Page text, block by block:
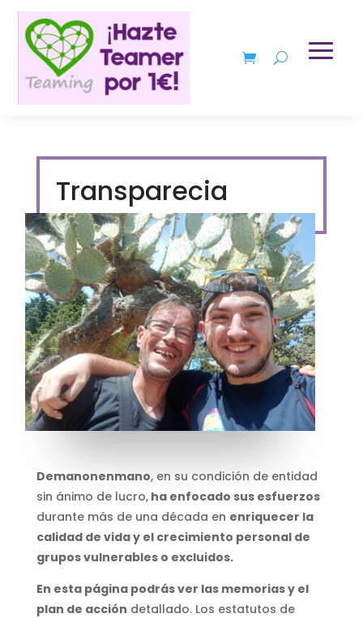
Transparecia
Demanonenmano, en su condición de entidad
sin ánimo de lucro,ha enfocado sus esfuerzos
durante más de una década en enriquecer la
calidad de vida y el crecimiento personal de
grupos vulnerables o excluidos.
En esta página podrás ver las memorias y el
plan de acción detallado. Los estatutos de